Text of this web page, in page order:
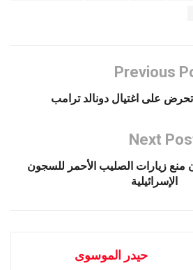
Previous
تحرض على اغتيال دونالد ترامب
Next
زيارات الصليب الأحمر للسجون
الإسرائيلية
حيدر الموسوى